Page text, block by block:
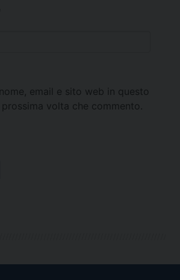
email e sito web in questo
volta che commento.